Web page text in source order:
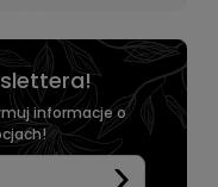
informacje o